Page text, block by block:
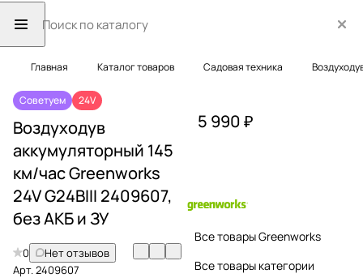
Главная Каталог товаров Садовая техника
Советуем 24V
Воздуходув
аккумуляторный 145
км/час Greenworks
24V G24BIII 2409607,
без АКБ и ЗУ
0
Нет отзывов
Арт.2409607
5 990 ₽
Все товары Greenworks
Все товары категории